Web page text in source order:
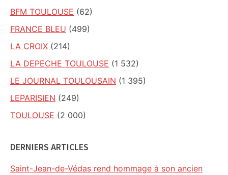
BFM TOULOUSE (62)
FRANCE BLEU (499)
LA CROIX (214)
LA DEPECHE TOULOUSE (1 532)
LE JOURNAL TOULOUSAIN (1 395)
LEPARISIEN (249)
TOULOUSE (2 000)
DERNIERS ARTICLES
Saint-Jean-de-Védas rend hommage à son ancien